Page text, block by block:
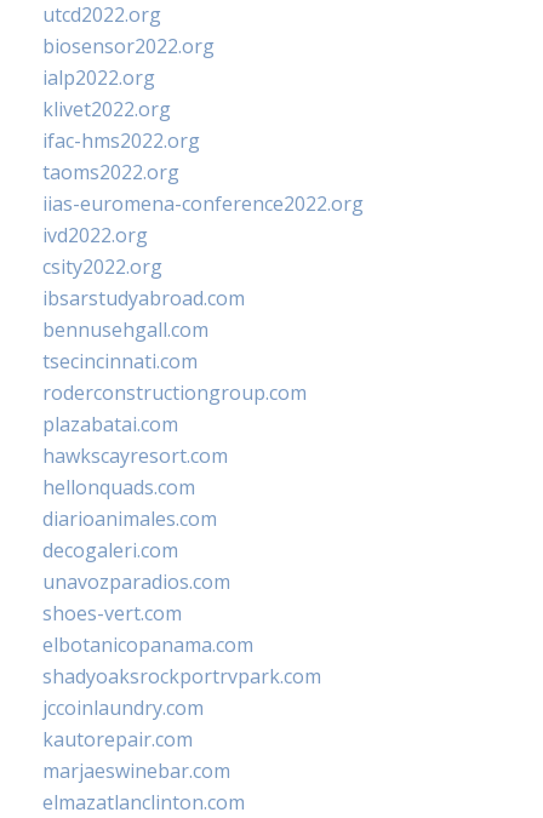
utcd2022.org
biosensor2022.org
ialp2022.org
klivet2022.org
ifac-hms2022.org
taoms2022.org
iias-euromena-conference2022.org
ivd2022.org
csity2022.org
ibsarstudyabroad.com
bennusehgall.com
tsecincinnati.com
roderconstructiongroup.com
plazabatai.com
hawkscayresort.com
hellonquads.com
diarioanimales.com
decogaleri.com
unavozparadios.com
shoes-vert.com
elbotanicopanama.com
shadyoaksrockportrvpark.com
jccoinlaundry.com
kautorepair.com
marjaeswinebar.com
elmazatlanclinton.com